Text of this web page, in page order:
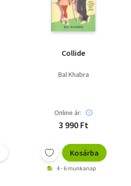
Collide
Bal Khabra
Online ár:
3 990 Ft
Kosárba
4 - 6 munkanap